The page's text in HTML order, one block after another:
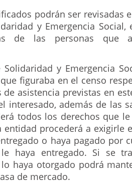
podrán ser revisadas
y Emergencia Social,
de las personas que
y Emergencia
figuraba en el censo
asistencia previstas en
interesado, además de las
todos los derechos que
entidad procederá a exigirle
o haya pagado por
haya entregado. Si se
haya otorgado podrá
de mercado.